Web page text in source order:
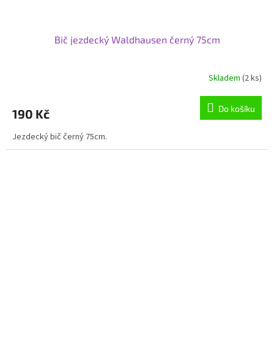
Bič jezdecký Waldhausen černý 75cm
Skladem (2 ks)
190 Kč Do košíku
Jezdecký bič černý 75cm.